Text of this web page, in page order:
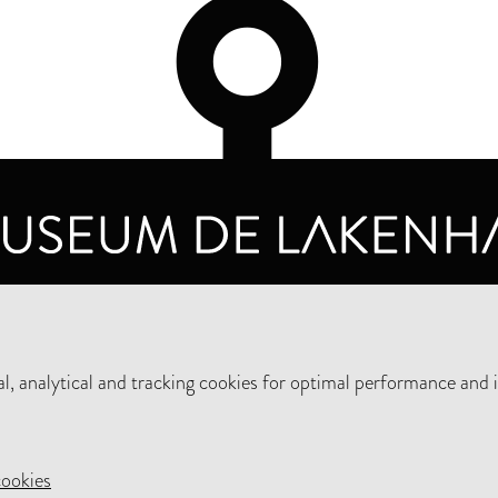
analytical and tracking cookies for optimal performance